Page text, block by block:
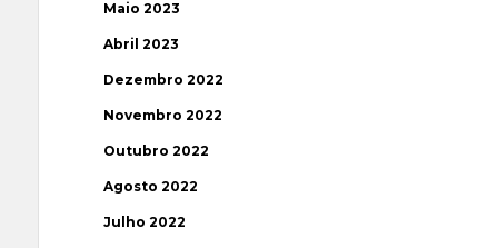
Maio 2023
Abril 2023
Dezembro 2022
Novembro 2022
Outubro 2022
Agosto 2022
Julho 2022